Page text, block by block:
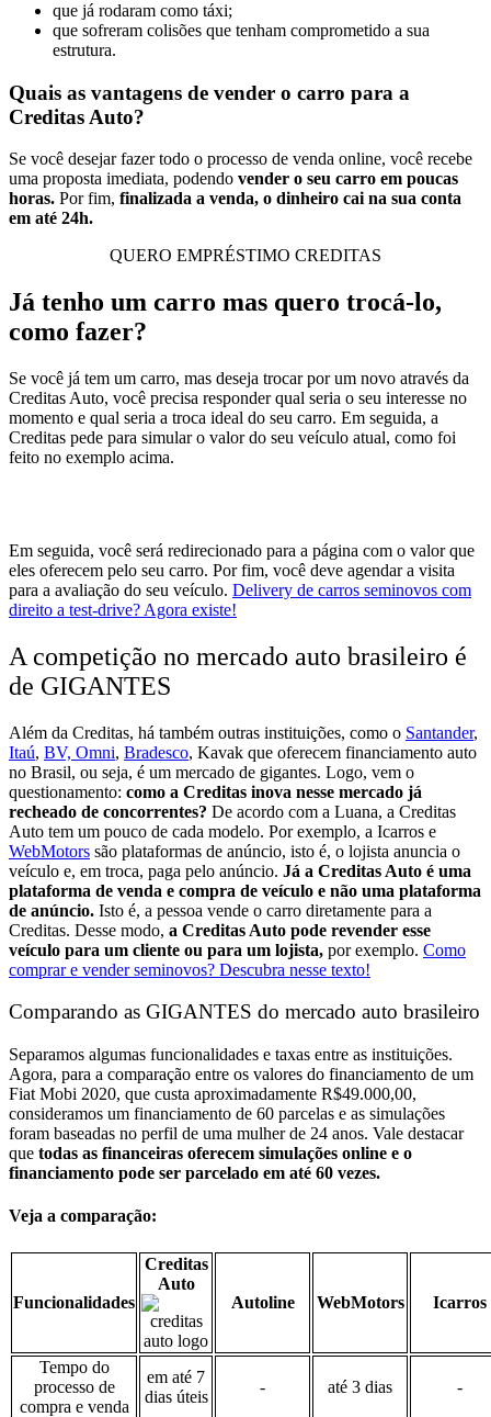
que já rodaram como táxi;
que sofreram colisões que tenham comprometido a sua
estrutura.
Quais as vantagens de vender o carro para a
Creditas Auto?
Se você desejar fazer todo o processo de venda online, você recebe
uma proposta imediata, podendo vender o seu carro em poucas
horas. Por fim, finalizada a venda, o dinheiro cai na sua conta
em até 24h.
QUERO EMPRÉSTIMO CREDITAS
Já tenho um carro mas quero trocá-lo,
como fazer?
Se você já tem um carro, mas deseja trocar por um novo através da
Creditas Auto, você precisa responder qual seria o seu interesse no
momento e qual seria a troca ideal do seu carro. Em seguida, a
Creditas pede para simular o valor do seu veículo atual, como foi
feito no exemplo acima.
Em seguida, você será redirecionado para a página com o valor que
eles oferecem pelo seu carro. Por fim, você deve agendar a visita
para a avaliação do seu veículo. Delivery de carros seminovos com
direito a test-drive? Agora existe!
A competição no mercado auto brasileiro é
de GIGANTES
Além da Creditas, há também outras instituições, como o Santander,
Itaú, BV, Omni, Bradesco, Kavak que oferecem financiamento auto
no Brasil, ou seja, é um mercado de gigantes. Logo, vem o
questionamento: como a Creditas inova nesse mercado já
recheado de concorrentes? De acordo com a Luana, a Creditas
Auto tem um pouco de cada modelo. Por exemplo, a Icarros e
WebMotors são plataformas de anúncio, isto é, o lojista anuncia o
veículo e, em troca, paga pelo anúncio. Já a Creditas Auto é uma
plataforma de venda e compra de veículo e não uma plataforma
de anúncio. Isto é, a pessoa vende o carro diretamente para a
Creditas. Desse modo, a Creditas Auto pode revender esse
veículo para um cliente ou para um lojista, por exemplo. Como
comprar e vender seminovos? Descubra nesse texto!
Comparando as GIGANTES do mercado auto brasileiro
Separamos algumas funcionalidades e taxas entre as instituições.
Agora, para a comparação entre os valores do financiamento de um
Fiat Mobi 2020, que custa aproximadamente R$49.000,00,
consideramos um financiamento de 60 parcelas e as simulações
foram baseadas no perfil de uma mulher de 24 anos. Vale destacar
que todas as financeiras oferecem simulações online e o
financiamento pode ser parcelado em até 60 vezes.
Veja a comparação:
Funcionalidades
Creditas
Auto
Autoline
WebMotors Icarros
Tempo do
processo de
compra e venda
em até 7
dias úteis
- até 3 dias -